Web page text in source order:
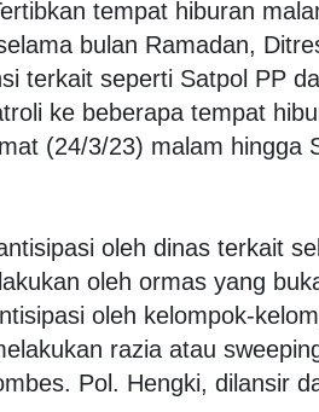
tempat hiburan
bulan Ramadan,
terkait seperti Satpol PP
ke beberapa tempat
(24/3/23) malam hingga
oleh dinas terkait
oleh ormas yang
oleh kelompok-
razia atau
Pol. Hengki, dilansir